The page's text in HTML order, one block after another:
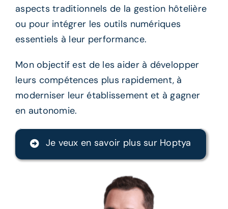
aspects traditionnels de la gestion hôtelière
ou pour intégrer les outils numériques
essentiels à leur performance.
Mon objectif est de les aider à développer
leurs compétences plus rapidement, à
moderniser leur établissement et à gagner
en autonomie.
Je veux en savoir plus sur Hoptya